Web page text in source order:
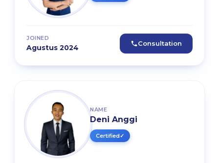
JOINED
Agustus 2024 Consultation
NAME
Deni Anggi
Certified✓